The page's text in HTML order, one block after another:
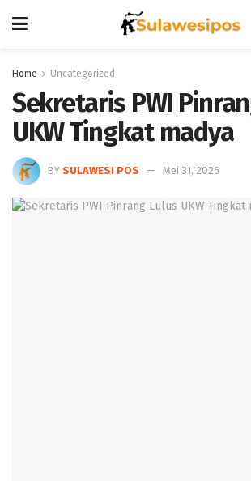
Home Uncategorized
Sekretaris PWI
UKW Tingkat madya
BY SULAWESI POS Mei 31, 2026